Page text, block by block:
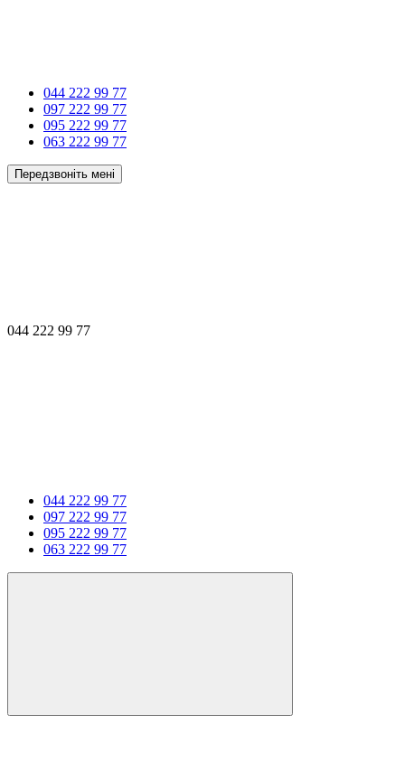
044 222 99 77
097 222 99 77
095 222 99 77
063 222 99 77
Передзвоніть мені
044 222 99 77
044 222 99 77
097 222 99 77
095 222 99 77
063 222 99 77